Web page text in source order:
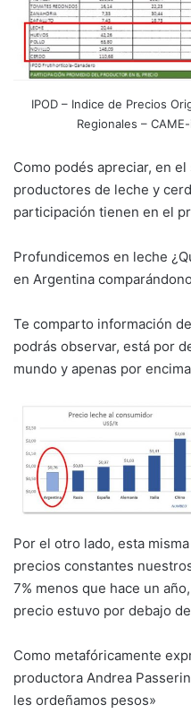
IPOD – Indice de Precios
Regionales –
Como podés apreciar, en
productores de leche y
participación tienen en el
Profundicemos en leche
en Argentina
Te comparto información
podrás observar, está por
mundo y apenas por
Por el otro lado, esta
precios constantes
7% menos que hace un
precio estuvo por debajo
Como metafóricamente
productora Andrea
les ordeñamos pesos»